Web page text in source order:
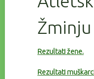
Rezultati žene.
Rezultati